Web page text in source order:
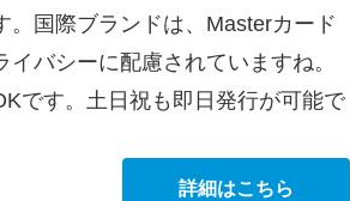
国際ブランドは、Masterカード
バシーに配慮されていますね。
です。土日祝も即日発行が可能で
詳細はこちら